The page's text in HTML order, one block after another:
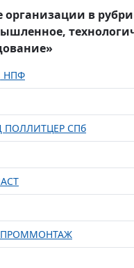
организации в
НПФ
ПОЛЛИТЦЕР СПб
ПРОММОНТАЖ